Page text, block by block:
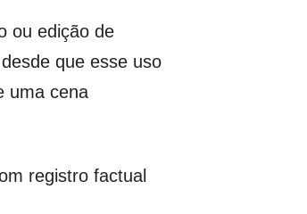
ou edição de
que esse uso
uma cena
registro factual